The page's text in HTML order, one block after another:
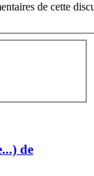
de cette
de